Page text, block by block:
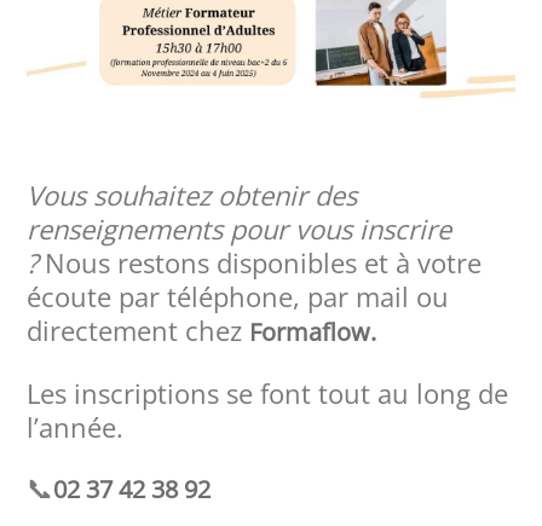
Vous souhaitez obtenir des
renseignements pour vous inscrire
?Nous restons disponibles et à votre
écoute par téléphone, par mail ou
directement chez Formaflow.
Les inscriptions se font tout au long de
l’année.
📞02 37 42 38 92